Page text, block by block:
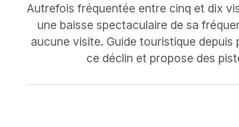
Autrefois fréquentée entre cinq et dix
une baisse spectaculaire de sa
aucune visite. Guide touristique
ce déclin et propose des